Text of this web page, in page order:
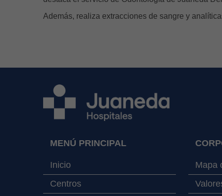
Además, realiza extracciones de sangre y
MENÚ PRINCIPAL
Inicio
Centros
Mapa